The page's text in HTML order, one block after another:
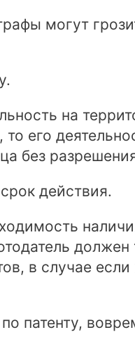
могут
на
его
без
действия.
в случае
патенту,